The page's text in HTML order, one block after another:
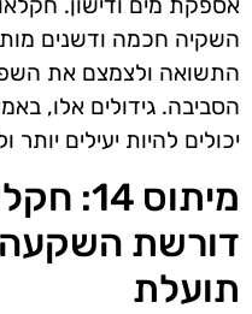
השקיה חכמה ודשנים
התשואה ולצמצם את
הסביבה. גידולים אלו,
יכולים להיות יעילים
מיתוס
דורשת
תועלת